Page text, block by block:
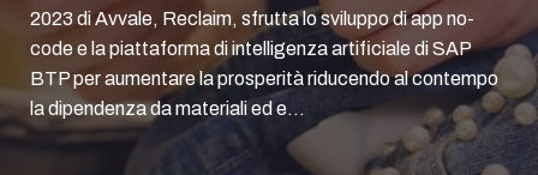
2023 di Avvale, Reclaim, sfrutta lo sviluppo di app no-
code e la piattaforma di intelligenza artificiale di SAP
BTP per aumentare la prosperità riducendo al contempo
la dipendenza da materiali ed e...